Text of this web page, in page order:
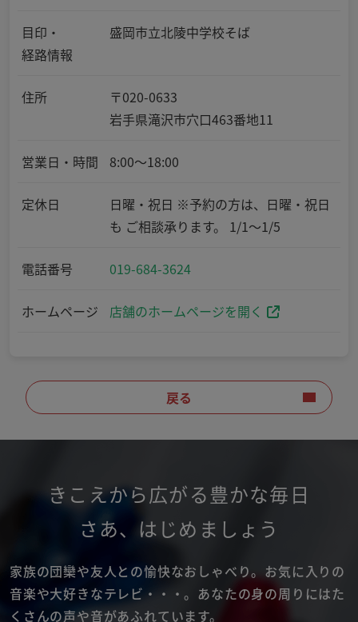
目印・
経路情報
盛岡市立北陵中学校そば
住所
〒020-0633
岩手県滝沢市穴口463番地11
営業日・時間 8:00～18:00
定休日
日曜・祝日 ※予約の方は、日曜・祝日
も ご相談承ります。 1/1～1/5
電話番号 019-684-3624
ホームページ 店舗のホームページを開く
戻る
きこえから広がる豊かな毎日
さあ、 はじめましょう
家族の団欒や友人との愉快なおしゃべり。 お気に入りの
音楽や大好きなテレビ・・・。 あなたの身の周りにはた
くさんの声や音があふれています。